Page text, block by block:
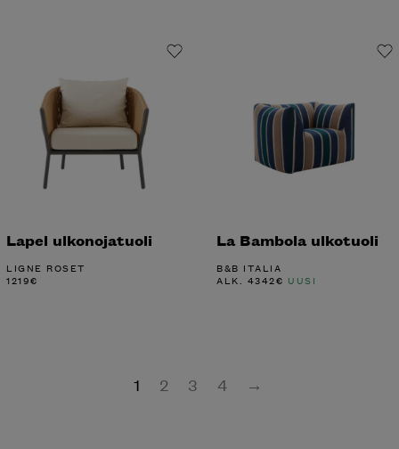
Lapel ulkonojatuoli
LIGNE ROSET
1219€
La Bambola ulkotuoli
B&B ITALIA
ALK. 4342€ UUSI
1 2 3 4 →